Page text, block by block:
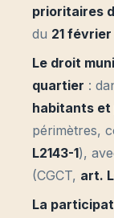
prioritaires
du 21 février
Le droit
quartier :
habitants et
périmètres,
L2143-1),
(CGCT, art.
La